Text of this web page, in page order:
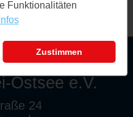
Ostsee e.V.
24
Funktionalitäten
Zustimmen